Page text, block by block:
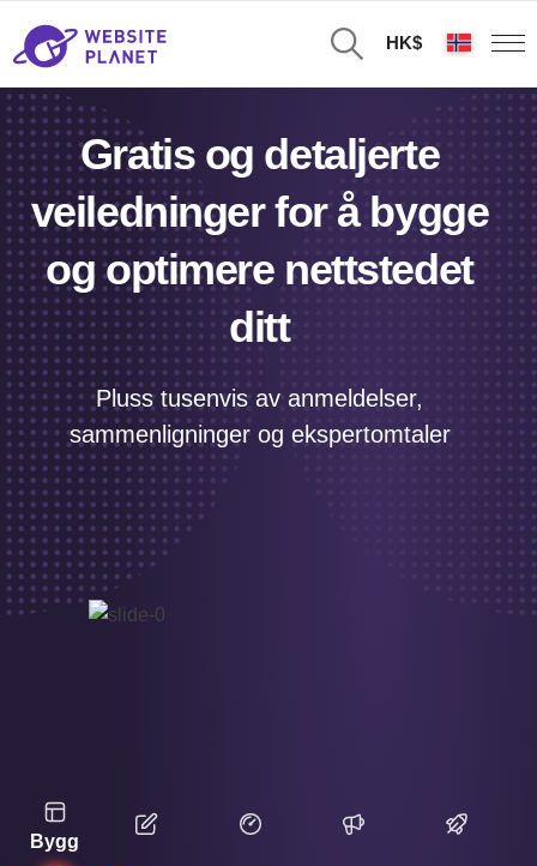
HK$
Gratis og detaljerte
veiledninger for å bygge
og optimere nettstedet
ditt
Pluss tusenvis av anmeldelser,
sammenligninger og ekspertomtaler
Bygg